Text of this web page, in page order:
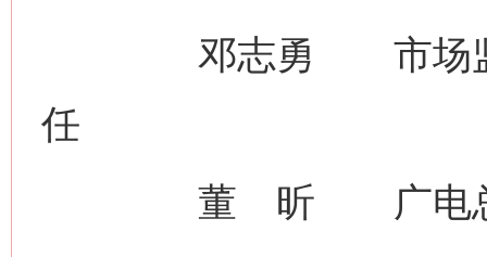
邓志勇 市场监管
任
董 昕 广电总